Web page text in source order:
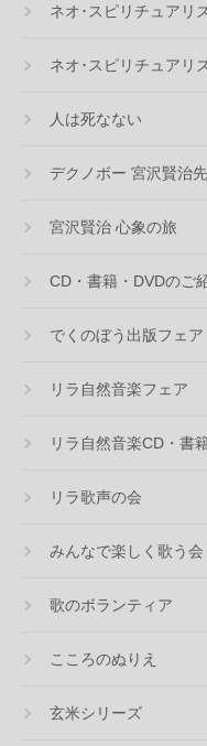
ネオ･スピリチュアリ
ネオ･スピリチュアリ
人は死なない
デクノボー 宮沢賢治
宮沢賢治 心象の旅
CD・書籍・DVDのご
でくのぼう出版フェア
リラ自然音楽フェア
リラ自然音楽CD・書
リラ歌声の会
みんなで楽しく歌う会
歌のボランティア
こころのぬりえ
玄米シリーズ